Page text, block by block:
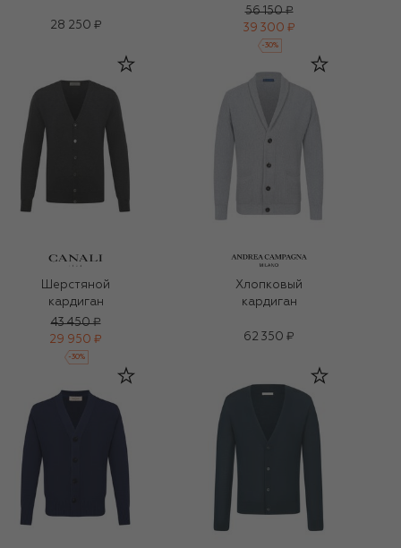
28 250 ₽
56 150 ₽
39 300 ₽
-30%
Шерстяной
кардиган
43 450 ₽
29 950 ₽
-30%
Хлопковый
кардиган
62 350 ₽